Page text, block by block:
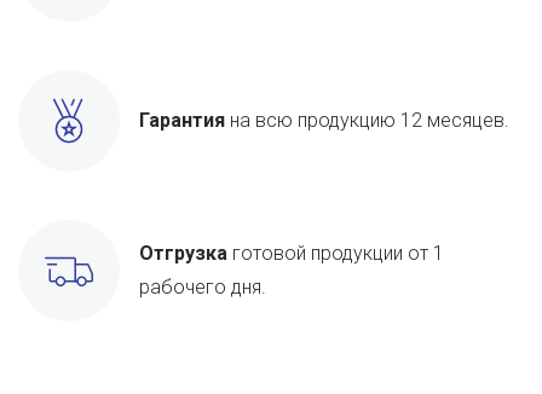
Гарантия на всю продукцию 12 месяцев.
Отгрузка готовой продукции от 1
рабочего дня.